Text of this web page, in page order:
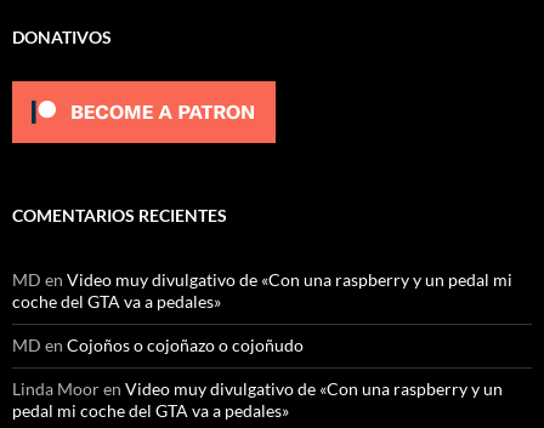
DONATIVOS
COMENTARIOS RECIENTES
MD en Video muy divulgativo de «Con una raspberry y un pedal mi
coche del GTA va a pedales»
MD en Cojoños o cojoñazo o cojoñudo
Linda Mooren Video muy divulgativo de «Con una raspberry y un
pedal mi coche del GTA va a pedales»